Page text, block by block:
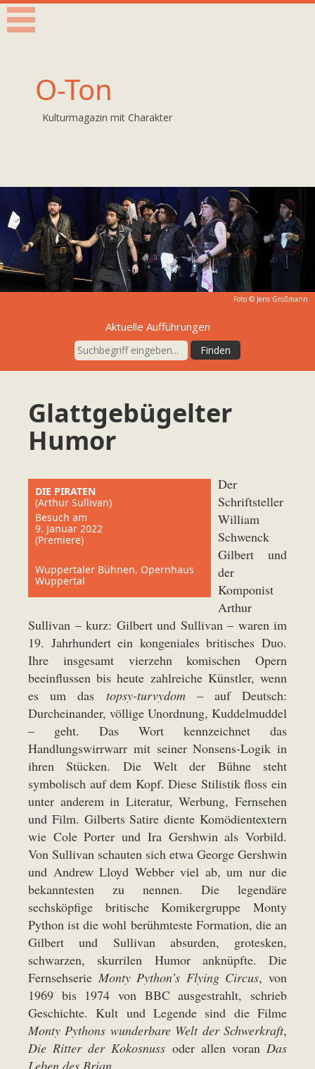
O-Ton
Kulturmagazin mit Charakter
Foto © Jens Großmann
Aktuelle Aufführungen
Glattgebügelter
Humor
DIE PIRATEN
(Arthur Sullivan)
Besuch am
9. Januar 2022
(Premiere)
Wuppertaler Bühnen, Opernhaus
Wuppertal
Der
Schriftsteller
William
Schwenck
Gilbert und
der
Komponist
Arthur
Sullivan – kurz: Gilbert und Sullivan – waren im
19. Jahrhundert ein kongeniales britisches Duo.
Ihre insgesamt vierzehn komischen Opern
beeinflussen bis heute zahlreiche Künstler, wenn
es um das topsy-turvydom– auf Deutsch:
Durcheinander, völlige Unordnung, Kuddelmuddel
– geht. Das Wort kennzeichnet das
Handlungswirrwarr mit seiner Nonsens-Logik in
ihren Stücken. Die Welt der Bühne steht
symbolisch auf dem Kopf. Diese Stilistik floss ein
unter anderem in Literatur, Werbung, Fernsehen
und Film. Gilberts Satire diente Komödientextern
wie Cole Porter und Ira Gershwin als Vorbild.
Von Sullivan schauten sich etwa George Gershwin
und Andrew Lloyd Webber viel ab, um nur die
bekanntesten zu nennen. Die legendäre
sechsköpfige britische Komikergruppe Monty
Python ist die wohl berühmteste Formation, die an
Gilbert und Sullivan absurden, grotesken,
schwarzen, skurrilen Humor anknüpfte. Die
Fernsehserie Monty Python’s Flying Circus, von
1969 bis 1974 von BBC ausgestrahlt, schrieb
Geschichte. Kult und Legende sind die Filme
Monty Pythons wunderbare Welt der Schwerkraft,
Die Ritter der Kokosnuss oder allen voranDas